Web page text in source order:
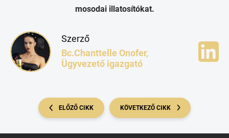
mosodai illatosítókat.
Szerző
Bc.Chanttelle Onofer,
Ügyvezető igazgató
ELŐZŐ CIKK KÖVETKEZŐ CIKK